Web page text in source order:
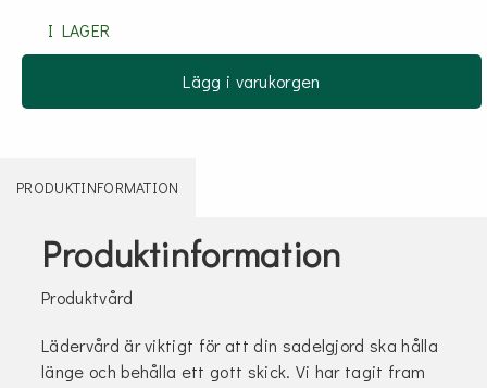
I LAGER
Lägg i varukorgen
PRODUKTINFORMATION
Produktinformation
Produktvård
Lädervård är viktigt för att din sadelgjord ska hålla
länge och behålla ett gott skick. Vi har tagit fram